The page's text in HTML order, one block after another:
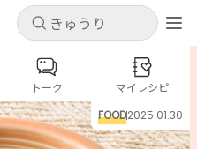
キャンセル
を保存できます
新規登録
キャンセル
コンテンツ
トーク マイレシピ
FOOD2025.01.30